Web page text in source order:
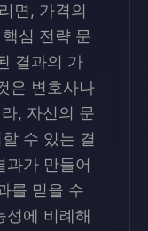
면, 가격의
심 전략 문
결과의 가
은 변호사나
, 자신의 문
수 있는 결
과가 만들어
를 믿을 수
성에 비례해